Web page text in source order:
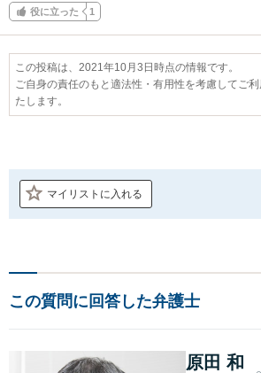
役に立った 1
この投稿は、2021年10月3日時点の情報です。
ご自身の責任のもと適法性・有用性を考慮してご
たします。
マイリストに入れる
この質問に回答した弁護士
原田 和